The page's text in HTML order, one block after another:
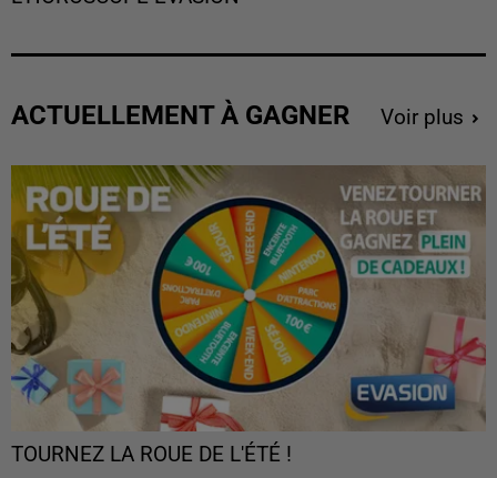
ACTUELLEMENT À GAGNER Voir plus
TOURNEZ LA ROUE DE L'ÉTÉ !